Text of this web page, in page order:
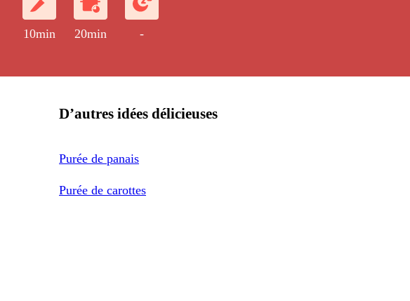
10min 20min -
D’autres idées délicieuses
Purée de panais
Purée de carottes